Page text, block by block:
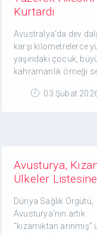
Kurtardı
Avustralya’da dev
karşı kilometrelerce
yaşındaki çocuk,
kahramanlık örneği
03 Şubat
Avusturya,
Ülkeler
Dünya Sağlık Örgütü,
Avusturya’nın artık
“kızamıktan arınmış”